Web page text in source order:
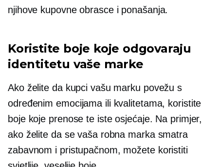
njihove kupovne obrasce i ponašanja.
Koristite boje koje odgovaraju
identitetu vaše marke
Ako želite da kupci vašu marku povežu s
određenim emocijama ili kvalitetama, koristite
boje koje prenose te iste osjećaje. Na primjer,
ako želite da se vaša robna marka smatra
zabavnom i pristupačnom, možete koristiti